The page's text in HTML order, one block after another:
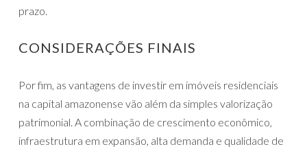
prazo.
CONSIDERAÇÕES FINAIS
Por fim, as vantagens de investir em imóveis residenciais
na capital amazonense vão além da simples valorização
patrimonial. A combinação de crescimento econômico,
infraestrutura em expansão, alta demanda e qualidade de